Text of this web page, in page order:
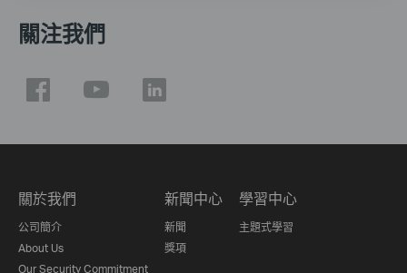
關注我們
關於我們
公司簡介
About Us
Our Security Commitment
新聞中心
新聞
獎項
學習中心
主題式學習